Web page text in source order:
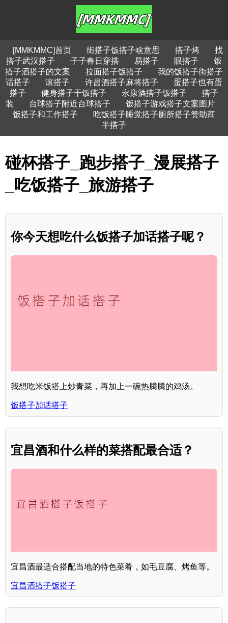
[MMKMMC]首页 街搭子饭搭子啥意思 搭子烤
找
搭子武汉搭子
子子春日穿搭 易搭子 眼搭子
饭
搭子酒搭子的文案
拉面搭子饭搭子
我的饭搭子街搭子
话搭子
滚搭子 许昌酒搭子麻将搭子
蛋搭子也有蛋
搭子
健身搭子干饭搭子 永康酒搭子饭搭子
搭子
装
台球搭子附近台球搭子
饭搭子游戏搭子文案图片
饭搭子和工作搭子
吃饭搭子睡觉搭子厕所搭子赞助商
半搭子
碰杯搭子_跑步搭子_漫展搭子
_吃饭搭子_旅游搭子
你今天想吃什么饭搭子加话搭子呢？
我想吃米饭搭上炒青菜，再加上一碗热腾腾的鸡汤。
饭搭子加话搭子
宜昌酒和什么样的菜搭配最合适？
宜昌酒最适合搭配当地的特色菜肴，如毛豆腐、烤鱼等。
宜昌酒搭子饭搭子